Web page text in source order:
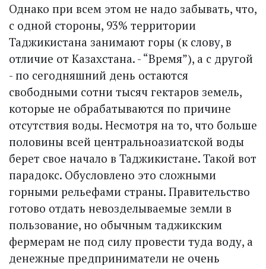
Однако при всем этом не надо забывать, что,
с одной стороны, 93% территории
Таджикистана занимают горы (к слову, в
отличие от Казахстана. - “Время”), а с другой
- по сегодняшний день остаются
свободными сотни тысяч гектаров земель,
которые не обрабатываются по причине
отсутствия воды. Несмотря на то, что больше
половины всей центральноазиатской воды
берет свое начало в Таджикистане. Такой вот
парадокс. Обусловлено это сложными
горными рельефами страны. Правительство
готово отдать невозделываемые земли в
пользование, но обычным таджикским
фермерам не под силу провести туда воду, а
денежные предприниматели не очень